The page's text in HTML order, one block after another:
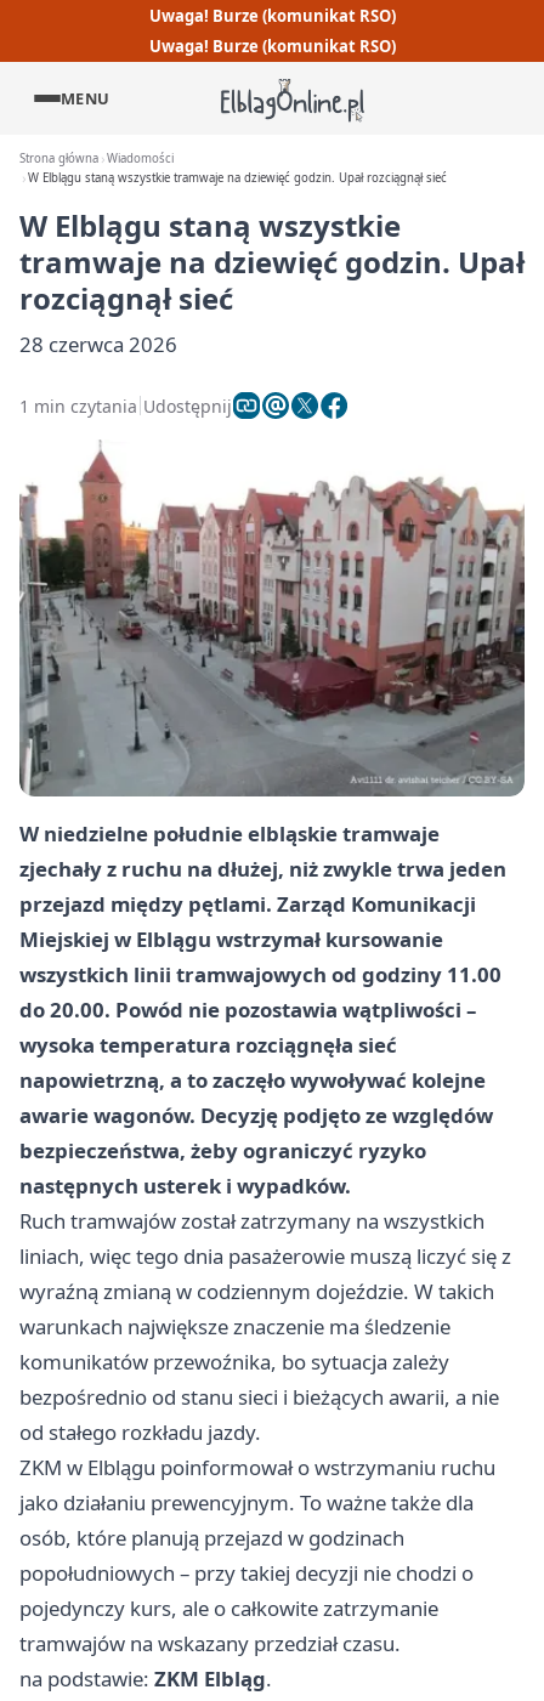
Uwaga! Burze (komunikat RSO)
Uwaga! Burze (komunikat RSO)
MENU
Strona główna Wiadomości
W Elblągu staną wszystkie tramwaje na dziewięć godzin. Upał rozciągnął sieć
W Elblągu staną wszystkie
tramwaje na dziewięć godzin. Upał
rozciągnął sieć
28 czerwca 2026
1 min czytania Udostępnij
W niedzielne południe elbląskie tramwaje
zjechały z ruchu na dłużej, niż zwykle trwa jeden
przejazd między pętlami. Zarząd Komunikacji
Miejskiej w Elblągu wstrzymał kursowanie
wszystkich linii tramwajowych od godziny 11.00
do 20.00. Powód nie pozostawia wątpliwości –
wysoka temperatura rozciągnęła sieć
napowietrzną, a to zaczęło wywoływać kolejne
awarie wagonów. Decyzję podjęto ze względów
bezpieczeństwa, żeby ograniczyć ryzyko
następnych usterek i wypadków.
Ruch tramwajów został zatrzymany na wszystkich
liniach, więc tego dnia pasażerowie muszą liczyć się z
wyraźną zmianą w codziennym dojeździe. W takich
warunkach największe znaczenie ma śledzenie
komunikatów przewoźnika, bo sytuacja zależy
bezpośrednio od stanu sieci i bieżących awarii, a nie
od stałego rozkładu jazdy.
ZKM w Elblągu poinformował o wstrzymaniu ruchu
jako działaniu prewencyjnym. To ważne także dla
osób, które planują przejazd w godzinach
popołudniowych – przy takiej decyzji nie chodzi o
pojedynczy kurs, ale o całkowite zatrzymanie
tramwajów na wskazany przedział czasu.
na podstawie: ZKM Elbląg.